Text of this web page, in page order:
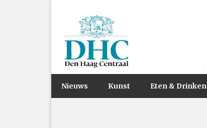
Nieuws Kunst Eten & Drinken